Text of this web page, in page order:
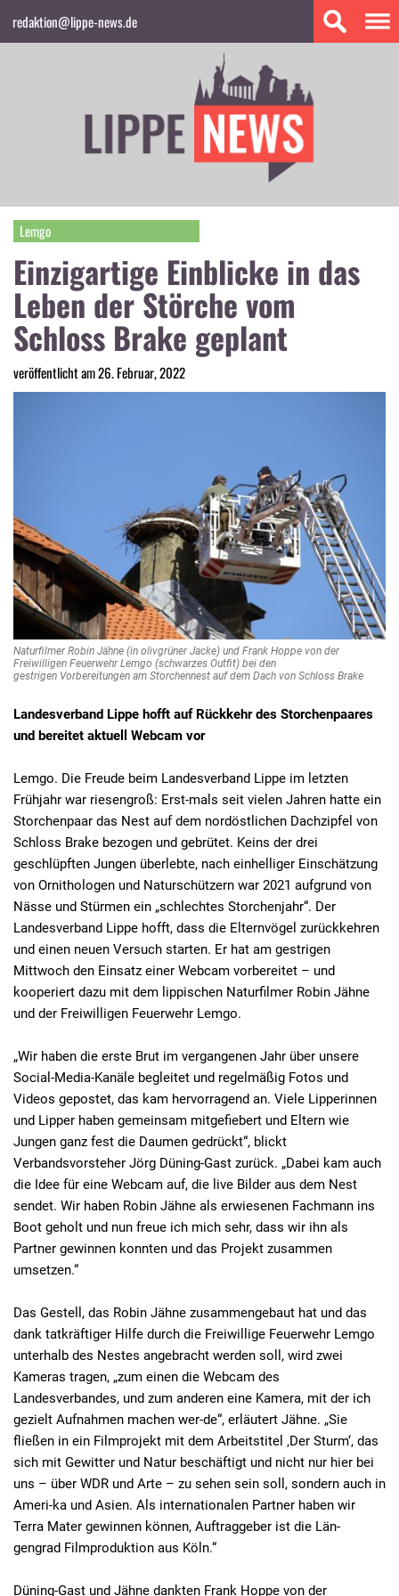
redaktion@lippe-news.de
Lemgo
Einzigartige Einblicke in das
Leben der Störche vom
Schloss Brake geplant
veröffentlicht am 26. Februar, 2022
Naturfilmer Robin Jähne (in olivgrüner Jacke) und Frank Hoppe von der
Freiwilligen Feuerwehr Lemgo (schwarzes Outfit) bei den
gestrigen Vorbereitungen am Storchennest auf dem Dach von Schloss Brake
Landesverband Lippe hofft auf Rückkehr des Storchenpaares
und bereitet aktuell Webcam vor
Lemgo. Die Freude beim Landesverband Lippe im letzten
Frühjahr war riesengroß: Erst-mals seit vielen Jahren hatte ein
Storchenpaar das Nest auf dem nordöstlichen Dachzipfel von
Schloss Brake bezogen und gebrütet. Keins der drei
geschlüpften Jungen überlebte, nach einhelliger Einschätzung
von Ornithologen und Naturschützern war 2021 aufgrund von
Nässe und Stürmen ein „schlechtes Storchenjahr“. Der
Landesverband Lippe hofft, dass die Elternvögel zurückkehren
und einen neuen Versuch starten. Er hat am gestrigen
Mittwoch den Einsatz einer Webcam vorbereitet – und
kooperiert dazu mit dem lippischen Naturfilmer Robin Jähne
und der Freiwilligen Feuerwehr Lemgo.
„Wir haben die erste Brut im vergangenen Jahr über unsere
Social-Media-Kanäle begleitet und regelmäßig Fotos und
Videos gepostet, das kam hervorragend an. Viele Lipperinnen
und Lipper haben gemeinsam mitgefiebert und Eltern wie
Jungen ganz fest die Daumen gedrückt“, blickt
Verbandsvorsteher Jörg Düning-Gast zurück. „Dabei kam auch
die Idee für eine Webcam auf, die live Bilder aus dem Nest
sendet. Wir haben Robin Jähne als erwiesenen Fachmann ins
Boot geholt und nun freue ich mich sehr, dass wir ihn als
Partner gewinnen konnten und das Projekt zusammen
umsetzen.“
Das Gestell, das Robin Jähne zusammengebaut hat und das
dank tatkräftiger Hilfe durch die Freiwillige Feuerwehr Lemgo
unterhalb des Nestes angebracht werden soll, wird zwei
Kameras tragen, „zum einen die Webcam des
Landesverbandes, und zum anderen eine Kamera, mit der ich
gezielt Aufnahmen machen wer-de“, erläutert Jähne. „Sie
fließen in ein Filmprojekt mit dem Arbeitstitel ‚Der Sturm‘, das
sich mit Gewitter und Natur beschäftigt und nicht nur hier bei
uns – über WDR und Arte – zu sehen sein soll, sondern auch in
Ameri-ka und Asien. Als internationalen Partner haben wir
Terra Mater gewinnen können, Auftraggeber ist die Län-
gengrad Filmproduktion aus Köln.“
Düning-Gast und Jähne dankten Frank Hoppe von der